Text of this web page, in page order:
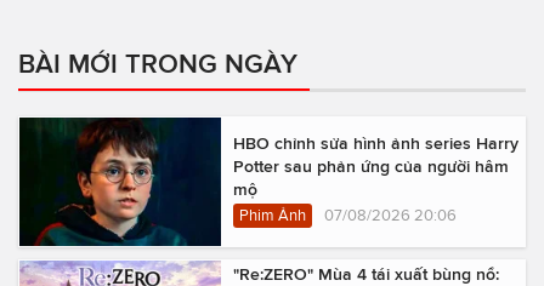
BÀI MỚI TRONG NGÀY
HBO chỉnh sửa hình ảnh series Harry
Potter sau phản ứng của người hâm
mộ
Phim Ảnh 07/08/2026 20:06
"Re:ZERO" Mùa 4 tái xuất bùng nổ: